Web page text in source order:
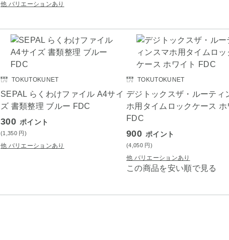
他 バリエーションあり
TOKUTOKUNET
SEPAL らくわけファイル A4サイ
ズ 書類整理 ブルー FDC
300 ポイント
(1,350 円)
他 バリエーションあり
TOKUTOKUNET
デジトックスザ・ルーティ
ホ用タイムロックケース
FDC
900 ポイント
(4,050 円)
他 バリエーションあり
この商品を安い順で見る